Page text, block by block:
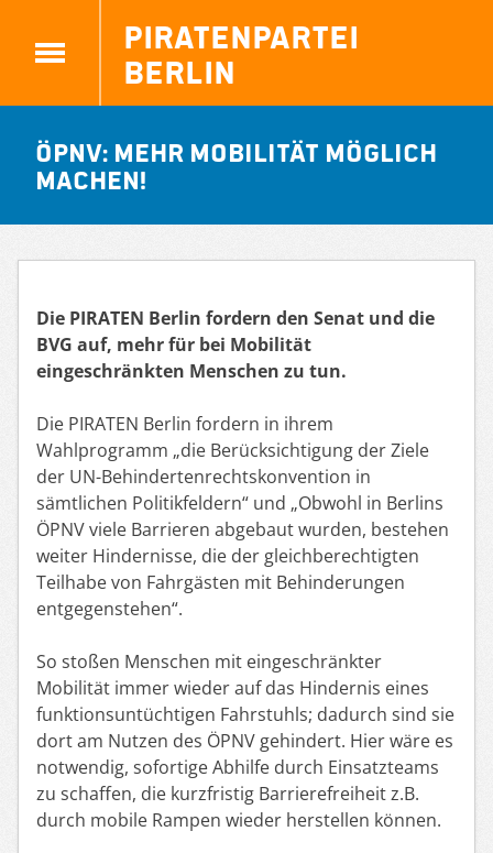
Piratenpartei
Berlin
ÖPNV: Mehr Mobilität möglich
machen!
Die PIRATEN Berlin fordern den Senat und die
BVG auf, mehr für bei Mobilität
eingeschränkten Menschen zu tun.
Die PIRATEN Berlin fordern in ihrem
Wahlprogramm „die Berücksichtigung der Ziele
der UN-Behindertenrechtskonvention in
sämtlichen Politikfeldern“ und „Obwohl in Berlins
ÖPNV viele Barrieren abgebaut wurden, bestehen
weiter Hindernisse, die der gleichberechtigten
Teilhabe von Fahrgästen mit Behinderungen
entgegenstehen“.
So stoßen Menschen mit eingeschränkter
Mobilität immer wieder auf das Hindernis eines
funktionsuntüchtigen Fahrstuhls; dadurch sind sie
dort am Nutzen des ÖPNV gehindert. Hier wäre es
notwendig, sofortige Abhilfe durch Einsatzteams
zu schaffen, die kurzfristig Barrierefreiheit z.B.
durch mobile Rampen wieder herstellen können.